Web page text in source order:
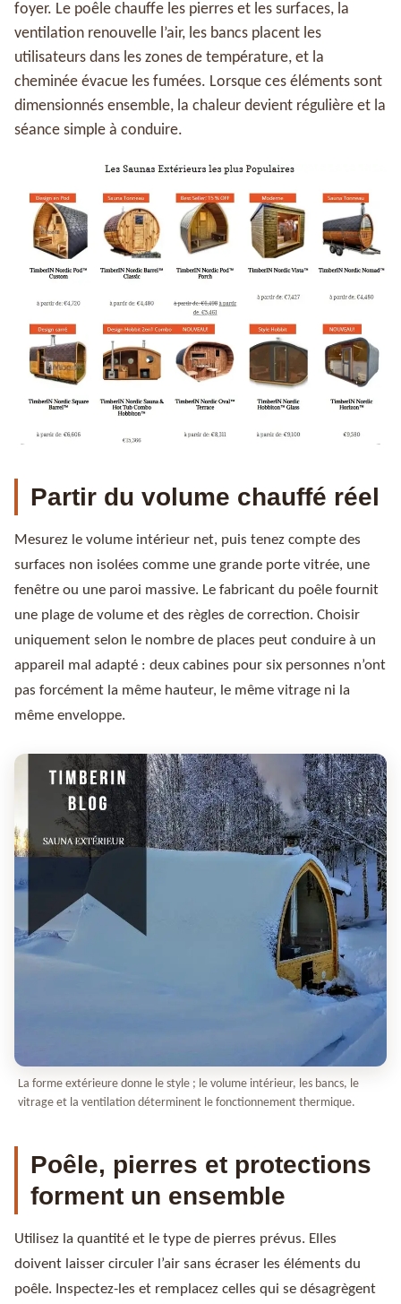
foyer. Le poêle chauffe les pierres et les surfaces, la
ventilation renouvelle l’air, les bancs placent les
utilisateurs dans les zones de température, et la
cheminée évacue les fumées. Lorsque ces éléments sont
dimensionnés ensemble, la chaleur devient régulière et la
séance simple à conduire.
Partir du volume chauffé réel
Mesurez le volume intérieur net, puis tenez compte des
surfaces non isolées comme une grande porte vitrée, une
fenêtre ou une paroi massive. Le fabricant du poêle fournit
une plage de volume et des règles de correction. Choisir
uniquement selon le nombre de places peut conduire à un
appareil mal adapté : deux cabines pour six personnes n’ont
pas forcément la même hauteur, le même vitrage ni la
même enveloppe.
La forme extérieure donne le style ; le volume intérieur, les bancs, le
vitrage et la ventilation déterminent le fonctionnement thermique.
Poêle, pierres et protections
forment un ensemble
Utilisez la quantité et le type de pierres prévus. Elles
doivent laisser circuler l’air sans écraser les éléments du
poêle. Inspectez-les et remplacez celles qui se désagrègent